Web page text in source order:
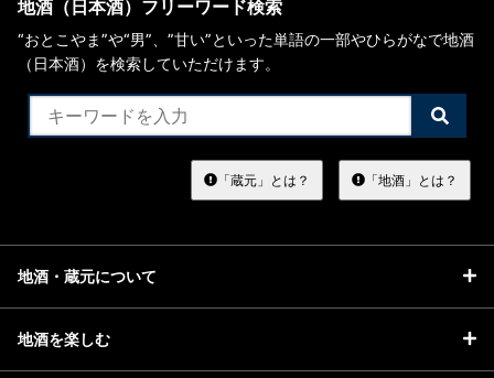
地酒（日本酒）フリーワード検索
“おとこやま”や“男”、”甘い”といった単語の一部やひらがなで地酒
（日本酒）を検索していただけます。
検
索
る
「蔵元」とは？ 「地酒」とは？
地酒・蔵元について
地酒を楽しむ